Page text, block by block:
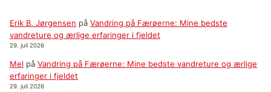
Erik B. Jørgensen på Vandring på Færøerne: Mine bedste
vandreture og ærlige erfaringer i fjeldet
29. juli 2026
Mel på Vandring på Færøerne: Mine bedste vandreture og ærlige
erfaringer i fjeldet
29. juli 2026